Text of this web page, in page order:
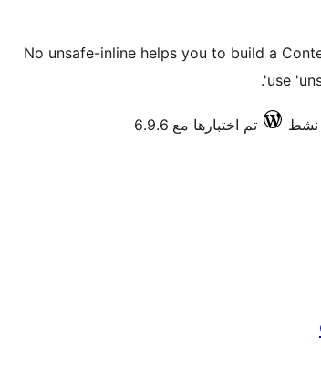
No unsafe-inline helps you to build a
use
تم اختبارها مع 6.9.6